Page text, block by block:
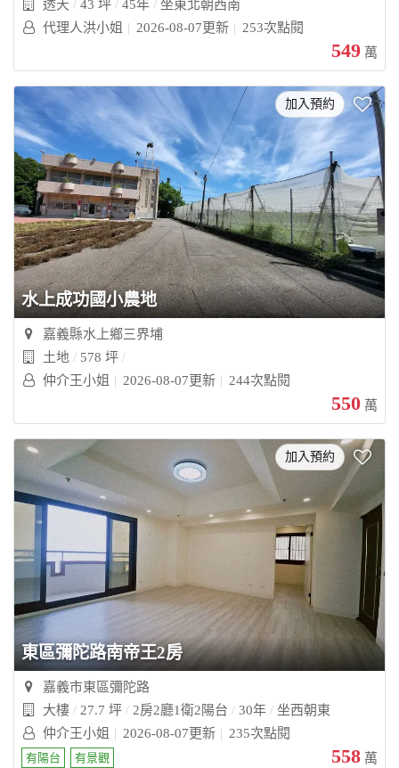
透天
43 坪 45年
坐東北朝西南
代理人洪小姐
2026-08-07更新 253次點閱
549 萬
加入預約
水上成功國小農地
嘉義縣水上鄉三界埔
土地
578 坪
仲介王小姐
2026-08-07更新 244次點閱
550 萬
加入預約
東區彌陀路南帝王2房
嘉義市東區彌陀路
大樓
27.7 坪 2房2廳1衛2陽台 30年
坐西朝東
仲介王小姐
2026-08-07更新 235次點閱
有陽台 有景觀 558 萬